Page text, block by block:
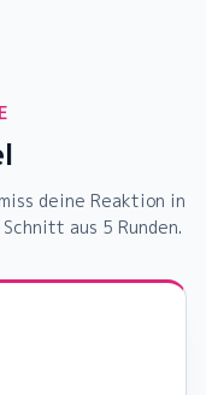
deine Reaktion in
aus 5 Runden.